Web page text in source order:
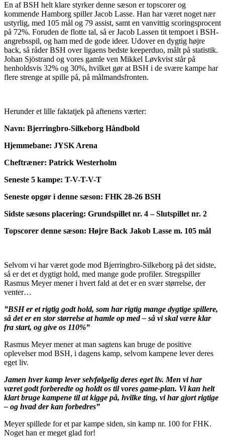
En af BSH helt klare styrker denne sæson er topscorer og
kommende Hamborg spiller Jacob Lasse. Han har været noget nær
ustyrlig, med 105 mål og 79 assist, samt en vanvittig scoringsprocent
på 72%. Foruden de flotte tal, så er Jacob Lassen tit tempoet i BSH-
angrebsspil, og ham med de gode ideer. Udover en dygtig højre
back, så råder BSH over ligaens bedste keeperduo, målt på statistik.
Johan Sjöstrand og vores gamle ven Mikkel Løvkvist står på
henholdsvis 32% og 30%, hvilket gør at BSH i de svære kampe har
flere strenge at spille på, på målmandsfronten.
Herunder et lille faktatjek på aftenens værter:
Navn: Bjerringbro-Silkeborg Håndbold
Hjemmebane: JYSK Arena
Cheftræner: Patrick Westerholm
Seneste 5 kampe: T-V-T-V-T
Seneste opgør i denne sæson: FHK 28-26 BSH
Sidste sæsons placering: Grundspillet nr. 4 – Slutspillet nr. 2
Topscorer denne sæson: Højre Back Jakob Lasse m. 105 mål
Selvom vi har været gode mod Bjerringbro-Silkeborg på det sidste,
så er det et dygtigt hold, med mange gode profiler. Stregspiller
Rasmus Meyer mener i hvert fald at det er en svær størrelse, der
venter…
”BSH er et rigtig godt hold, som har rigtig mange dygtige spillere,
så det er en stor størrelse at hamle op med – så vi skal være klar
fra start, og give os 110%”
Rasmus Meyer mener at man sagtens kan bruge de positive
oplevelser mod BSH, i dagens kamp, selvom kampene lever deres
eget liv.
Jamen hver kamp lever selvfølgelig deres eget liv. Men vi har
været godt forberedte og holdt os til vores game-plan. Vi kan helt
klart bruge kampene til at kigge på, hvilke ting, vi har gjort rigtige
– og hvad der kan forbedres”
Meyer spillede for et par kampe siden, sin kamp nr. 100 for FHK.
Noget han er meget glad for!